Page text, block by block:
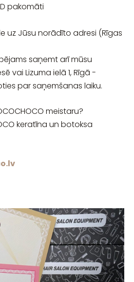
pakomāti
uz Jūsu norādīto adresi (Rīgas
saņemt arī mūsu
vai Lizuma ielā 1, Rīgā -
par saņemšanas laiku.
meistaru?
keratīna un botoksa